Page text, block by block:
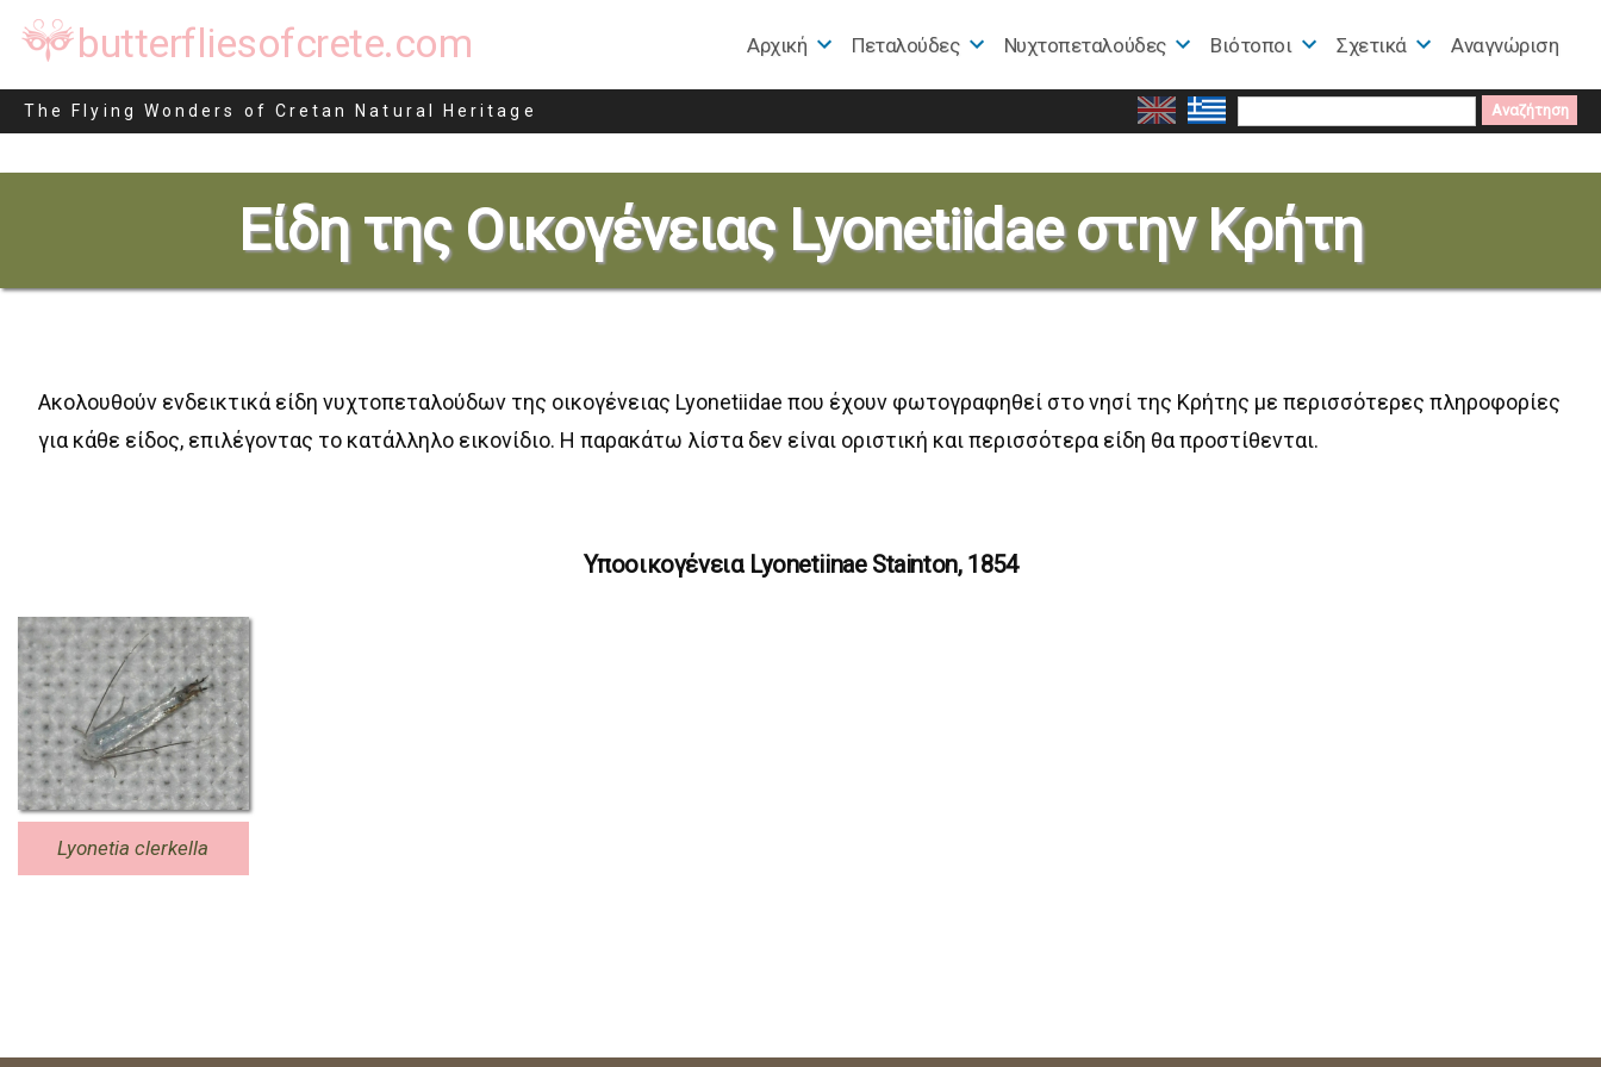
butterfliesofcrete.com
The Flying Wonders of Cretan Natural Heritage
Αρχική Πεταλούδες Nυχτοπεταλούδες Βιότοποι Σχετικά Αναγνώριση
Search
Οικογένεια Lyonetiidae (Stainton, 1854)
Είδη της Οικογένειας Lyonetiidae στην Κρήτη
Ακολουθούν ενδεικτικά είδη νυχτοπεταλούδων της οικογένειας Lyonetiidae που έχουν φωτογραφηθεί στο νησί της Κρήτης με περισσότερες πληροφορίες
για κάθε είδος, επιλέγοντας το κατάλληλο εικονίδιο. Η παρακάτω λίστα δεν είναι οριστική και περισσότερα είδη θα προστίθενται.
Υποοικογένεια Lyonetiinae Stainton, 1854
Lyonetia clerkella